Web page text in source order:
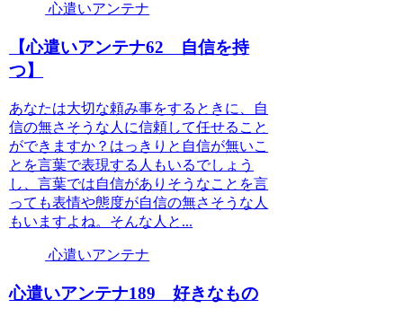
心遣いアンテナ
【心遣いアンテナ62 自信を持
つ】
あなたは大切な頼み事をするときに、自
信の無さそうな人に信頼して任せること
ができますか？はっきりと自信が無いこ
とを言葉で表現する人もいるでしょう
し、言葉では自信がありそうなことを言
っても表情や態度が自信の無さそうな人
もいますよね。そんな人と...
心遣いアンテナ
心遣いアンテナ189 好きなもの